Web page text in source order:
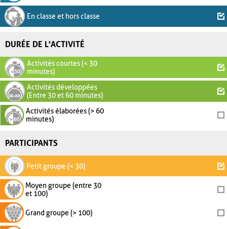
En classe et hors classe
DURÉE DE L'ACTIVITÉ
Activités courtes (< 30
minutes)
Activités développées
(Entre 30 et 60 minutes)
Activités élaborées (> 60
minutes)
PARTICIPANTS
Petit groupe (< 30)
Moyen groupe (entre 30
et 100)
Grand groupe (> 100)